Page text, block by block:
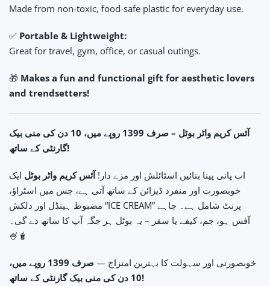
Made from non-toxic, food-safe plastic for everyday use.
✅ Portable & Lightweight:
Great for travel, gym, office, or casual outings.
🎁 Makes a fun and functional gift for aesthetic lovers
and trendsetters!
آئس کریم واٹر بوٹل – صرف 1399 روپے میں، 10 دن کی منی بیک
گارنٹی کے ساتھ!
اب پانی پینا بنائیں اسٹائلش اور مزے دار!آئس کریم واٹر بوٹل ایک
خوبصورت اور منفرد ڈیزائن کے ساتھ آتی ہے، جس میں اسٹراؤ،
مضبوط ہینڈل اور دلکش “ICE CREAM” پرنٹ شامل ہے۔ چاہے
آفس ہو، جم، کیفے یا سفر – یہ بوٹل ہر جگہ آپ کا ساتھ دے گی۔
🍧🧋
خوبصورتی اور سہولت کا بہترین امتزاج —
صرف 1399 روپے میں،
10 دن کی منی بیک گارنٹی کے ساتھ!